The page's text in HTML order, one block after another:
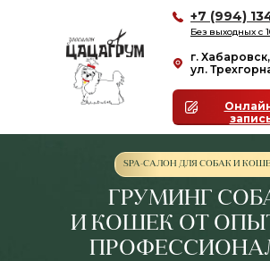
ГРУМИНГ
И КОШЕК ОТ
+7 (994)
Без выходных с
SPA-САЛОН ДЛЯ СОБАК И
г. Хабаровск,
ул.